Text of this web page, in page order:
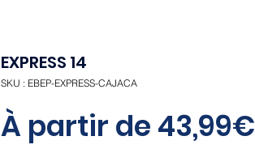
EXPRESS 14
SKU : EBEP-EXPRESS-CAJACA
À partir de 43,99€